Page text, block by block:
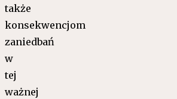
także
konsekwencjom
zaniedbań
w
tej
ważnej